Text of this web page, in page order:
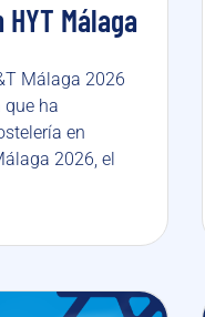
Málaga
Málaga 2026
que ha
en
2026, el